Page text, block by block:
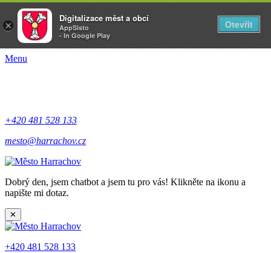
Menu
+420 481 528 133
mesto@harrachov.cz
Dobrý den, jsem chatbot a jsem tu pro vás! Klikněte na ikonu a
napište mi dotaz.
✕
+420 481 528 133
×
Digitalizace měst a obcí
AppSisto
- In Google Play
Otevřít